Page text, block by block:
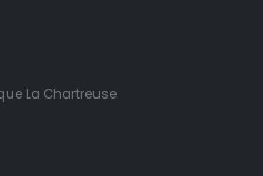
La Chartreuse